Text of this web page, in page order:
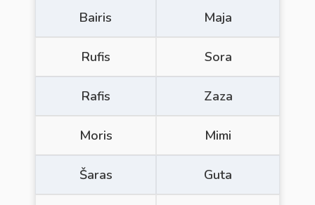
Bairis Maja
Rufis Sora
Rafis Zaza
Moris Mimi
Šaras Guta